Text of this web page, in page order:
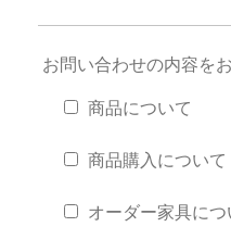
お問い合わせの内容を
商品について
商品購入について
オーダー家具につ